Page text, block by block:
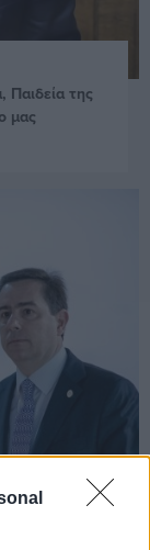
Παιδεία της
μας